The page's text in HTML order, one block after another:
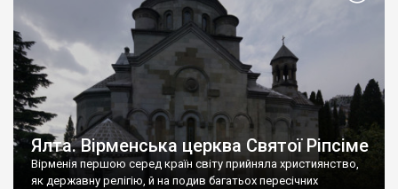
Ялта. Вірменська церква Святої Ріпсіме
Вірменія першою серед країн світу прийняла християнство,
як державну релігію, й на подив багатьох пересічних